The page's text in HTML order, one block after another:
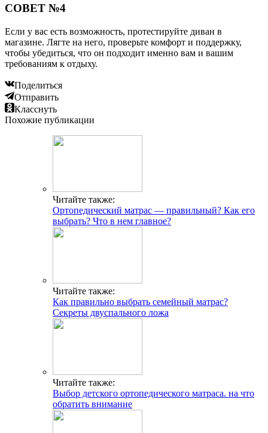
СОВЕТ №4
Если у вас есть возможность, протестируйте диван в
магазине. Лягте на него, проверьте комфорт и поддержку,
чтобы убедиться, что он подходит именно вам и вашим
требованиям к отдыху.
Поделиться
Отправить
Класснуть
Похожие публикации
Читайте также:
Ортопедический матрас — правильный? Как его
выбрать? Что в нем главное?
Читайте также:
Как правильно выбрать семейный матрас?
Секреты двуспального ложа
Читайте также:
Выбор детского ортопедического матраса. на что
обратить внимание